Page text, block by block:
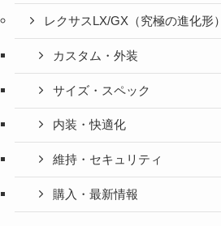
レクサスLX/GX（究極の進化形）
カスタム・外装
サイズ・スペック
内装・快適化
維持・セキュリティ
購入・最新情報